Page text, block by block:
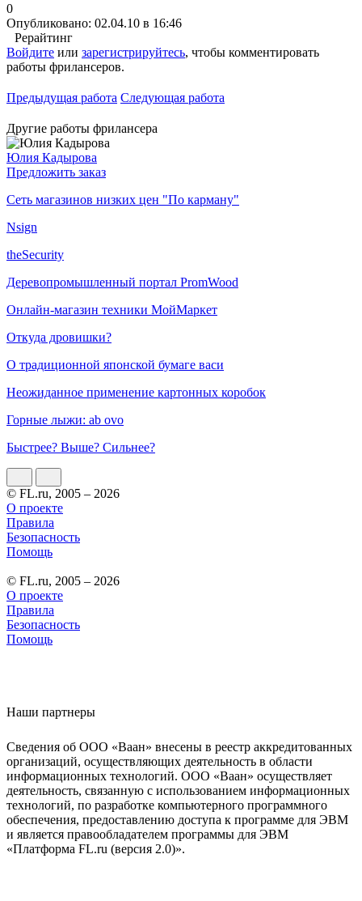
0
Опубликовано: 02.04.10 в 16:46
Рерайтинг
Войдите или зарегистрируйтесь, чтобы комментировать
работы фрилансеров.
Предыдущая работа Следующая работа
Другие работы фрилансера
Юлия Кадырова
Предложить заказ
Сеть магазинов низких цен "По карману"
Nsign
theSecurity
Деревопромышленный портал PromWood
Онлайн-магазин техники МойМаркет
Откуда дровишки?
О традиционной японской бумаге васи
Неожиданное применение картонных коробок
Горные лыжи: ab ovo
Быстрее? Выше? Сильнее?
© FL.ru, 2005 – 2026
О проекте
Правила
Безопасность
Помощь
© FL.ru, 2005 – 2026
О проекте
Правила
Безопасность
Помощь
Наши партнеры
Сведения об ООО «Ваан» внесены в реестр аккредитованных
организаций, осуществляющих деятельность в области
информационных технологий. ООО «Ваан» осуществляет
деятельность, связанную с использованием информационных
технологий, по разработке компьютерного программного
обеспечения, предоставлению доступа к программе для ЭВМ
и является правообладателем программы для ЭВМ
«Платформа FL.ru (версия 2.0)».